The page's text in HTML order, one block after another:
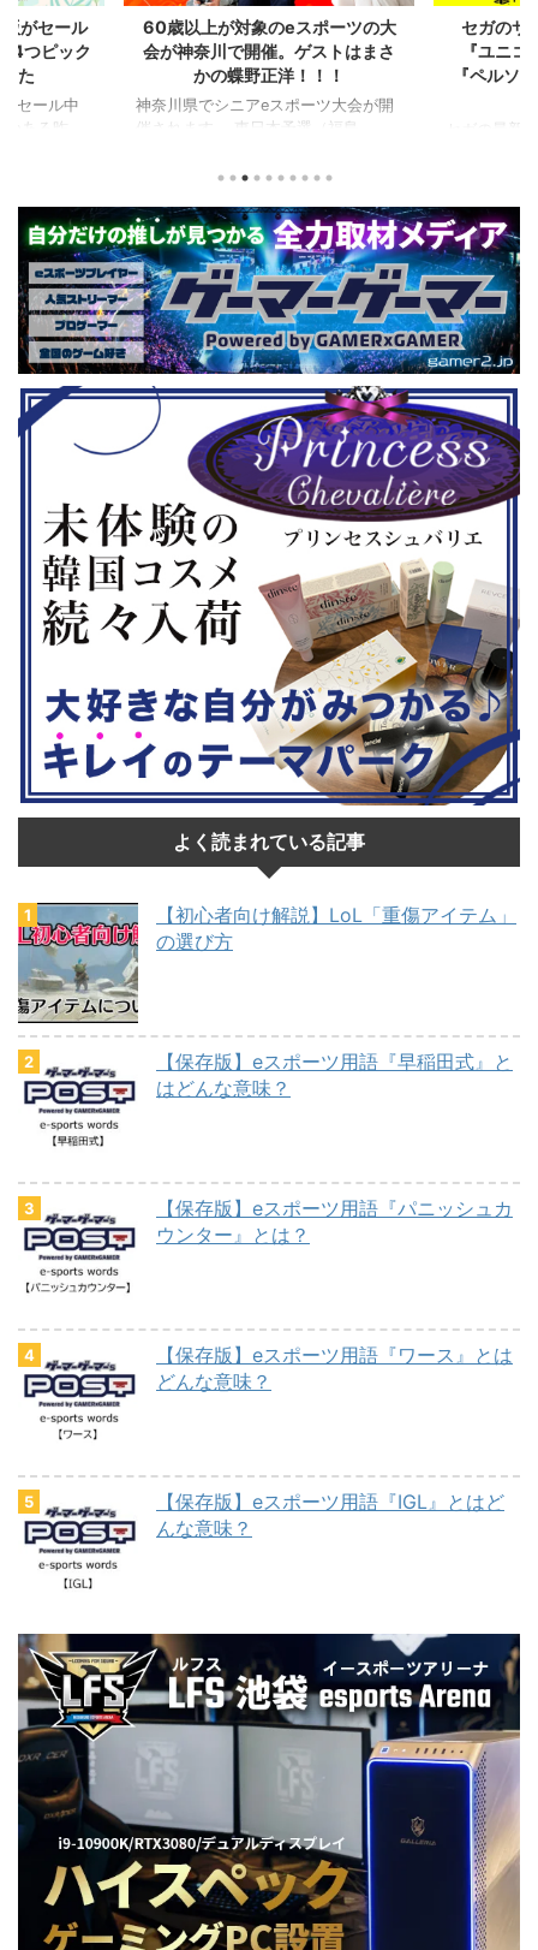
がセール
4つピック
た
セール中
ある昨
ルを独自に
。（類似し
ゲーム、長
ム） 注目
セット』
ホラーゲー
『鉄拳8
60歳以上が対象のeスポーツの大
会が神奈川で開催。ゲストはまさ
かの蝶野正洋！！！
神奈川県でシニアeスポーツ大会が開
催されます。 東日本予選（福島
選（神奈川県）の優勝者3名が決勝大
仕様。ご当地キャラクターによる対戦
も見られるとのことなので、家族で楽
しめるイベントになっているようで
す。 ちなみに、ゲストのプロレスラ
ーである蝶野正洋さんは今年60歳に
なるそうです。トークセッションに登
場しますよ。 この記事のポイント ・
大会参加者は60歳以上 ・3地区で予
選あり。予選は8月24日、25日と9月
22日。本戦は9月22日（事前エ ...
セガのサ
『ユニ
『ペルソ
セガの最新
ファンから
や編成や育
クなどが話
売されたば
要チェック
ル」に『ユ
登場！『龍
は、
ンドーeショ
...
よく読まれている記事
【初心者向け解説】LoL「重傷アイテム」
の選び方
【保存版】eスポーツ用語『早稲田式』と
はどんな意味？
【保存版】eスポーツ用語『パニッシュカ
ウンター』とは？
【保存版】eスポーツ用語『ワース』とは
どんな意味？
【保存版】eスポーツ用語『IGL』とはど
んな意味？